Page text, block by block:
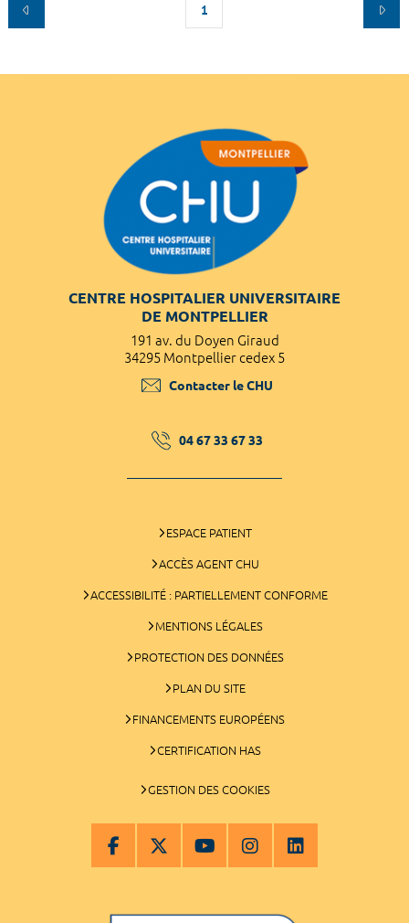
1
CENTRE HOSPITALIER UNIVERSITAIRE
DE MONTPELLIER
191 av. du Doyen Giraud
34295 Montpellier cedex 5
Contacter le CHU
04 67 33 67 33
ESPACE PATIENT
ACCÈS AGENT CHU
ACCESSIBILITÉ : PARTIELLEMENT CONFORME
MENTIONS LÉGALES
PROTECTION DES DONNÉES
PLAN DU SITE
FINANCEMENTS EUROPÉENS
CERTIFICATION HAS
GESTION DES COOKIES